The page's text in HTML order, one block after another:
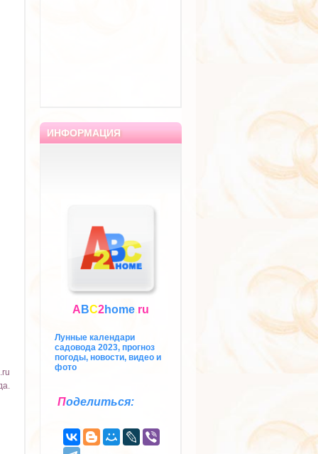
ИНФОРМАЦИЯ
A BC2home.ru
Лунные календари
садовода 2023, прогноз
погоды, новости, видео и
фото
Поделиться: